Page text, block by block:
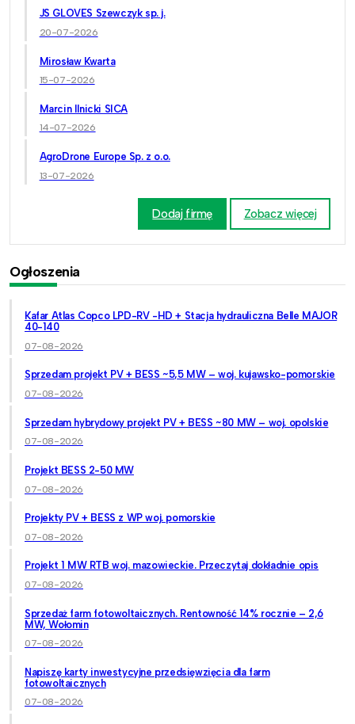
JS GLOVES Szewczyk sp. j.
20-07-2026
Mirosław Kwarta
15-07-2026
Marcin Ilnicki SICA
14-07-2026
AgroDrone Europe Sp. z o.o.
13-07-2026
Dodaj firmę Zobacz więcej
Ogłoszenia
Kafar Atlas Copco LPD-RV -HD + Stacja hydrauliczna Belle MAJOR
40-140
07-08-2026
Sprzedam projekt PV + BESS ~5,5 MW – woj. kujawsko-pomorskie
07-08-2026
Sprzedam hybrydowy projekt PV + BESS ~80 MW – woj. opolskie
07-08-2026
Projekt BESS 2-50 MW
07-08-2026
Projekty PV + BESS z WP woj. pomorskie
07-08-2026
Projekt 1 MW RTB woj. mazowieckie. Przeczytaj dokładnie opis
07-08-2026
Sprzedaż farm fotowoltaicznych. Rentowność 14% rocznie – 2,6
MW, Wołomin
07-08-2026
Napiszę karty inwestycyjne przedsięwzięcia dla farm
fotowoltaicznych
07-08-2026